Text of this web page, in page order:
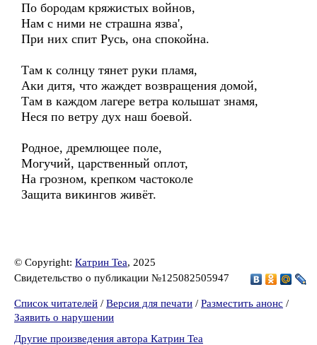
По бородам кряжистых войнов,
Нам с ними не страшна язва',
При них спит Русь, она спокойна.
Там к солнцу тянет руки пламя,
Аки дитя, что жаждет возвращения домой,
Там в каждом лагере ветра колышат знамя,
Неся по ветру дух наш боевой.
Родное, дремлющее поле,
Могучий, царственный оплот,
На грозном, крепком частоколе
Защита викингов живёт.
© Copyright: Катрин Теа, 2025
Свидетельство о публикации №125082505947
Список читателей / Версия для печати / Разместить анонс /
Заявить о нарушении
Другие произведения автора Катрин Теа